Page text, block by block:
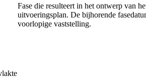
Fase die resulteert in het ontwerp van
uitvoeringsplan. De bijhorende
voorlopige vaststelling.